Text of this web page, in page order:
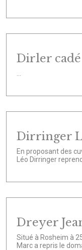
Dirler cadé
Dirringer
En proposant des
Léo Dirringer
Dreyer
Situé à Rosheim à
Marc a repris le